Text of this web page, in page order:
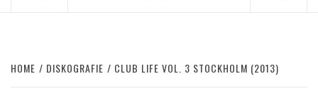
HOME DISKOGRAFIE CLUB LIFE VOL. 3 STOCKHOLM (2013)